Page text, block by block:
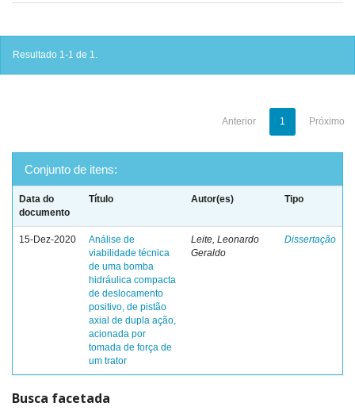
Resultado 1-1 de 1.
Anterior 1 Próximo
Conjunto de itens:
Data do
documento
Título Autor(es) Tipo
15-Dez-2020
Análise de
viabilidade técnica
de uma bomba
hidráulica compacta
de deslocamento
positivo, de pistão
axial de dupla ação,
acionada por
tomada de força de
um trator
Leite, Leonardo
Geraldo
Dissertação
Busca facetada